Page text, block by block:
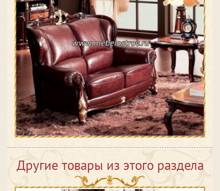
Другие товары из этого раздела